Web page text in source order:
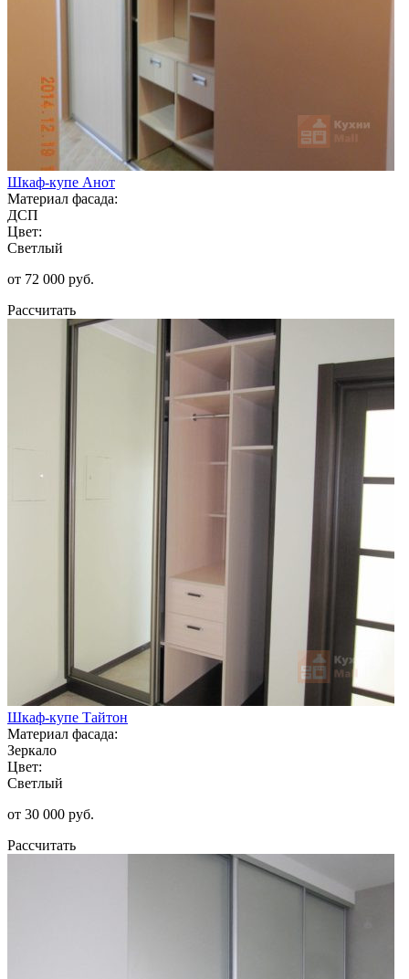
Шкаф-купе Анот
Материал фасада:
ДСП
Цвет:
Светлый
от 72 000 руб.
Рассчитать
Шкаф-купе Тайтон
Материал фасада:
Зеркало
Цвет:
Светлый
от 30 000 руб.
Рассчитать